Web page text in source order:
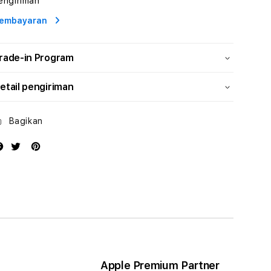
Energi
in Program
pengiriman
Bagikan
Apple Premium Partner